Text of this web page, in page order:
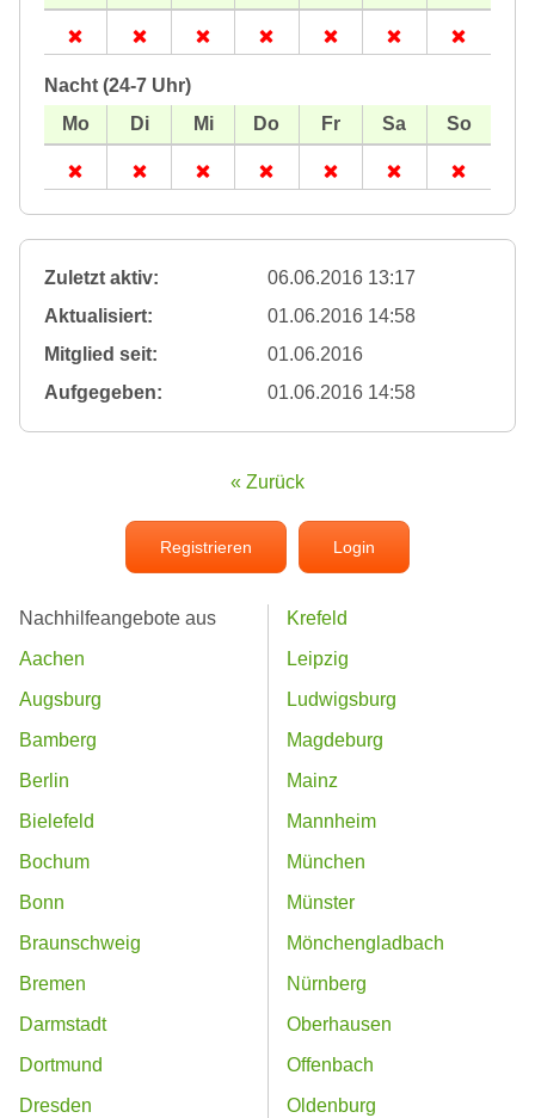
Nacht (24-7 Uhr)
Zuletzt aktiv:
06.06.2016 13:17
Aktualisiert:
01.06.2016 14:58
Mitglied seit:
01.06.2016
Aufgegeben:
01.06.2016 14:58
« Zurück
Registrieren Login
Nachhilfeangebote aus
Aachen
Augsburg
Bamberg
Berlin
Bielefeld
Bochum
Bonn
Braunschweig
Bremen
Darmstadt
Dortmund
Dresden
Krefeld
Leipzig
Ludwigsburg
Magdeburg
Mainz
Mannheim
München
Münster
Mönchengladbach
Nürnberg
Oberhausen
Offenbach
Oldenburg